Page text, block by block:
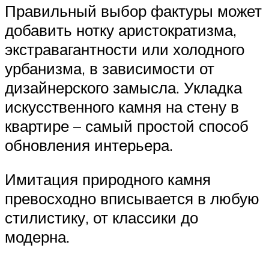
Правильный выбор фактуры может
добавить нотку аристократизма,
экстравагантности или холодного
урбанизма, в зависимости от
дизайнерского замысла. Укладка
искусственного камня на стену в
квартире – самый простой способ
обновления интерьера.
Имитация природного камня
превосходно вписывается в любую
стилистику, от классики до
модерна.